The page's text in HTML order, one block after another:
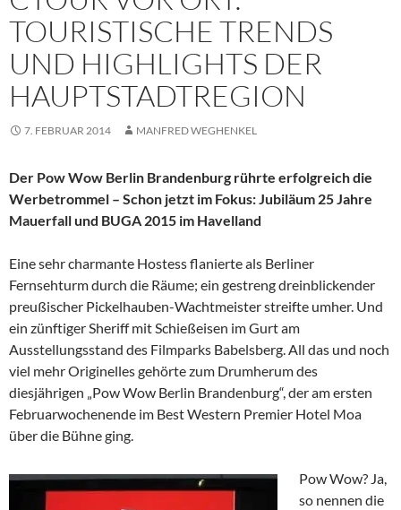
TOURISTISCHE TRENDS
UND HIGHLIGHTS DER
HAUPTSTADTREGION
7. FEBRUAR 2014 MANFRED WEGHENKEL
Der Pow Wow Berlin Brandenburg rührte erfolgreich die
Werbetrommel – Schon jetzt im Fokus: Jubiläum 25 Jahre
Mauerfall und BUGA 2015 im Havelland
Eine sehr charmante Hostess flanierte als Berliner
Fernsehturm durch die Räume; ein gestreng dreinblickender
preußischer Pickelhauben-Wachtmeister streifte umher. Und
ein zünftiger Sheriff mit Schießeisen im Gurt am
Ausstellungsstand des Filmparks Babelsberg. All das und noch
viel mehr Originelles gehörte zum Drumherum des
diesjährigen „Pow Wow Berlin Brandenburg“, der am ersten
Februarwochenende im Best Western Premier Hotel Moa
über die Bühne ging.
Pow Wow? Ja,
so nennen die